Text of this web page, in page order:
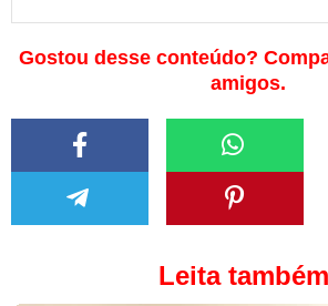
Gostou desse conteúdo?
amigos.
Leita